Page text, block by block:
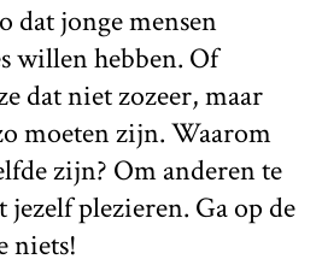
dat jonge mensen
willen hebben. Of
dat niet zozeer, maar
moeten zijn. Waarom
zijn? Om anderen te
jezelf plezieren. Ga op de
niets!